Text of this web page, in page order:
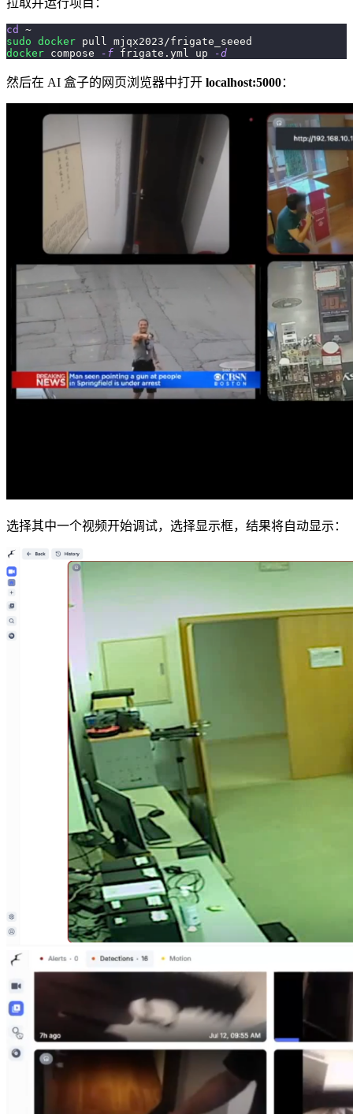
cd
~
sudo docker pull mjqx2023/frigate_seeed
docker compose -f frigate.yml up -d
然后在 AI 盒子的网页浏览器中打开 localhost:5000：
选择其中一个视频开始调试，选择显示框，结果将自动显示：